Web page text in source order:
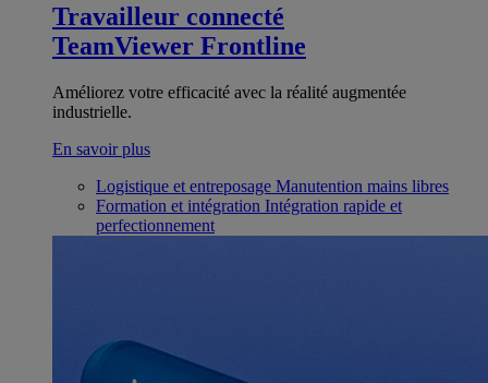
Travailleur connecté
TeamViewer Frontline
Améliorez votre efficacité avec la réalité augmentée
industrielle.
En savoir plus
Logistique et entreposage Manutention mains libres
Formation et intégration Intégration rapide et
perfectionnement